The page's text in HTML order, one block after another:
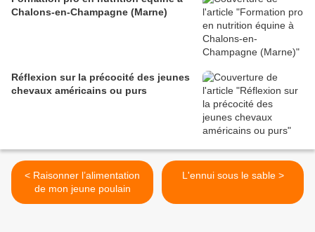
Chalons-en-Champagne (Marne)
Réflexion sur la précocité des jeunes
chevaux américains ou purs
< Raisonner l’alimentation
de mon jeune poulain
L'ennui sous le sable >